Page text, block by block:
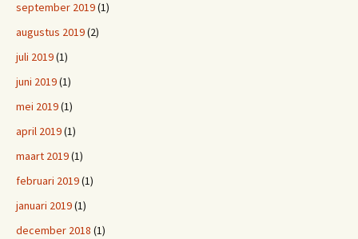
september 2019(1)
augustus 2019(2)
juli 2019(1)
juni 2019(1)
mei 2019(1)
april 2019(1)
maart 2019(1)
februari 2019(1)
januari 2019(1)
december 2018 (1)